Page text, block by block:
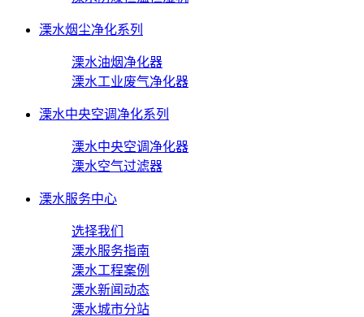
溧水烟尘净化系列
溧水油烟净化器
溧水工业废气净化器
溧水中央空调净化系列
溧水中央空调净化器
溧水空气过滤器
溧水服务中心
选择我们
溧水服务指南
溧水工程案例
溧水新闻动态
溧水城市分站